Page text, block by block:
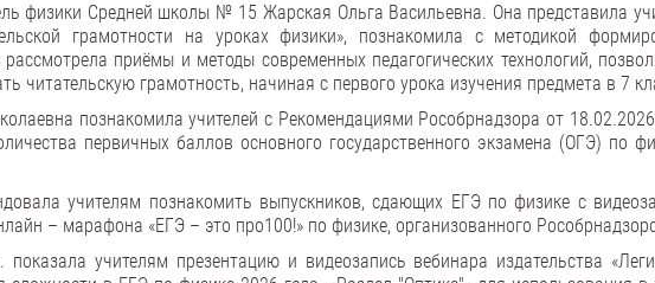
физики Средней школы № 15 Жарская Ольга Васильевна. Она представила
грамотности на уроках физики», познакомила с методикой
приёмы и методы современных педагогических технологий,
читательскую грамотность, начиная с первого урока изучения предмета в 7
познакомила учителей с Рекомендациями Рособрнадзора от
первичных баллов основного государственного экзамена (ОГЭ) по
учителям познакомить выпускников, сдающих ЕГЭ по физике с
– марафона «ЕГЭ – это про100!» по физике, организованного
учителям презентацию и видеозапись вебинара издательства